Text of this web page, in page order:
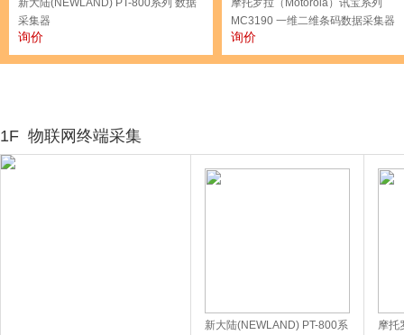
新大陆(NEWLAND) PT-800系列 数据
采集器
询价
摩托罗拉（Motorola）讯宝系列
MC3190 一维二维条码数据采集器
询价
1F 物联网终端采集
新大陆(NEWLAND) PT-800系
摩托